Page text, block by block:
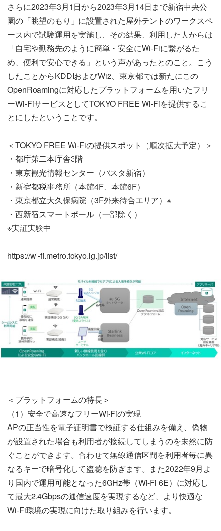
さらに2023年3月1日から2023年3月14日まで新宿中央公
園の「眺望のもり」に設置された屋外テントのワークスペ
ース内で試験運用を実施し、その結果、利用した人からは
「自宅や勤務先のように簡単・安全にWi-Fiに繋がるた
め、便利で安心できる」という声があったとのこと。こう
したことからKDDIおよびWi2、東京都では新たにこの
OpenRoamingに対応したプラットフォームを用いたフリ
ーWi-FiサービスとしてTOKYO FREE Wi-Fiを提供するこ
とにしたということです。
＜TOKYO FREE Wi-Fiの提供スポット（順次拡大予定）＞
・都庁第二本庁舎3階
・東京観光情報センター（バスタ新宿）
・新宿都税事務所（本館4F、本館6F）
・東京都立大久保病院（3F外来待合エリア）※
・西新宿スマートポール（一部除く）
※実証実験中
https://wi-fi.metro.tokyo.lg.jp/list/
＜プラットフォームの特長＞
（1）安全で高速なフリーWi-Fiの実現
APの正当性を電子証明書で検証する仕組みを備え、偽物
が設置された場合も利用者が接続してしまうのを未然に防
ぐことができます。合わせて無線通信区間を利用者毎に異
なるキーで暗号化して盗聴を防ぎます。また2022年9月よ
り国内で運用可能となった6GHz帯（Wi-Fi 6E）に対応し
て最大2.4Gbpsの通信速度を実現するなど、より快適な
Wi-Fi環境の実現に向けた取り組みを行います。